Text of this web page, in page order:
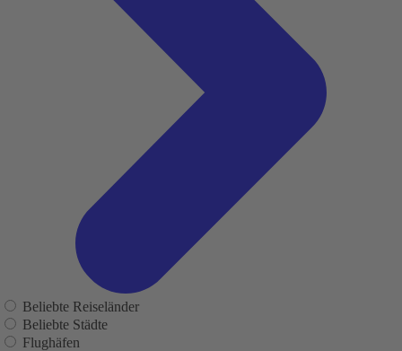
Beliebte Reiseländer
Beliebte Städte
Flughäfen